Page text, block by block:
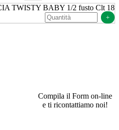
TWISTY BABY 1/2 fusto Clt 18
+
Compila il Form on-line
e ti ricontattiamo noi!